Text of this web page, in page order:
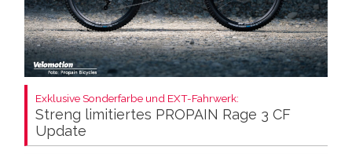
Exklusive Sonderfarbe und EXT-Fahrwerk:
Streng limitiertes PROPAIN Rage 3 CF
Update